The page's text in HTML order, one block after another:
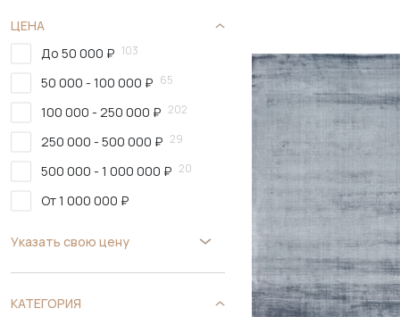
ЦЕНА
До 50 000 ₽ 103
50 000 - 100 000 ₽ 65
100 000 - 250 000 ₽ 202
250 000 - 500 000 ₽ 29
500 000 - 1 000 000 ₽ 20
От 1 000 000 ₽
Указать свою цену
КАТЕГОРИЯ